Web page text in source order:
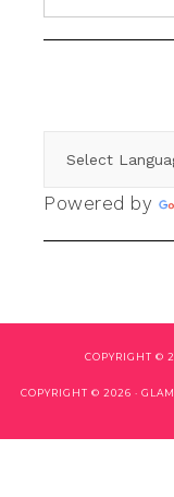
Powered by
COPYRIGHT ©
COPYRIGHT © 2026 ·